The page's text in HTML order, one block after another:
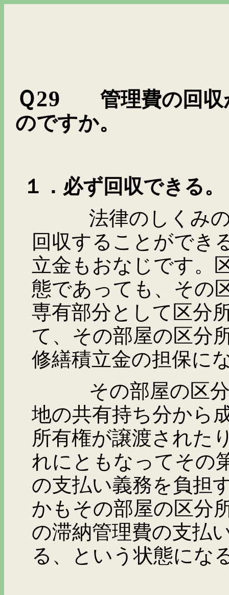
Ｑ29
管理費の回
のですか。
１．必ず回収できる。
法律のしくみのう
回収することができ
立金もおなじです。
態であっても、その
専有部分として区分
て、その部屋の区分
修繕積立金の担保に
その部屋の区分所
地の共有持ち分から
所有権が譲渡された
れにともなってその
の支払い義務を負担
かもその部屋の区分
の滞納管理費の支払
る、という状態にな